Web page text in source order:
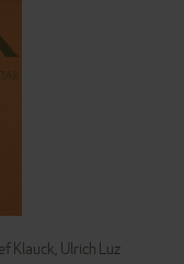
Klauck, Ulrich Luz